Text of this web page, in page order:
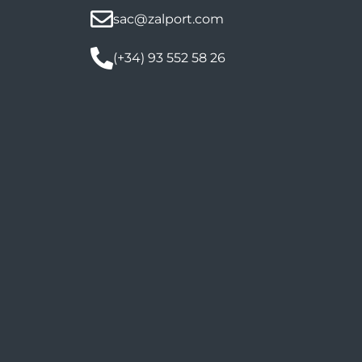
sac@zalport.com
(+34) 93 552 58 26